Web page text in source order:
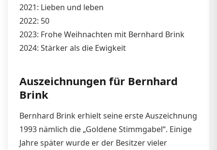
2021: Lieben und leben
2022: 50
2023: Frohe Weihnachten mit Bernhard Brink
2024: Stärker als die Ewigkeit
Auszeichnungen für Bernhard
Brink
Bernhard Brink erhielt seine erste Auszeichnung
1993 nämlich die „Goldene Stimmgabel“. Einige
Jahre später wurde er der Besitzer vieler